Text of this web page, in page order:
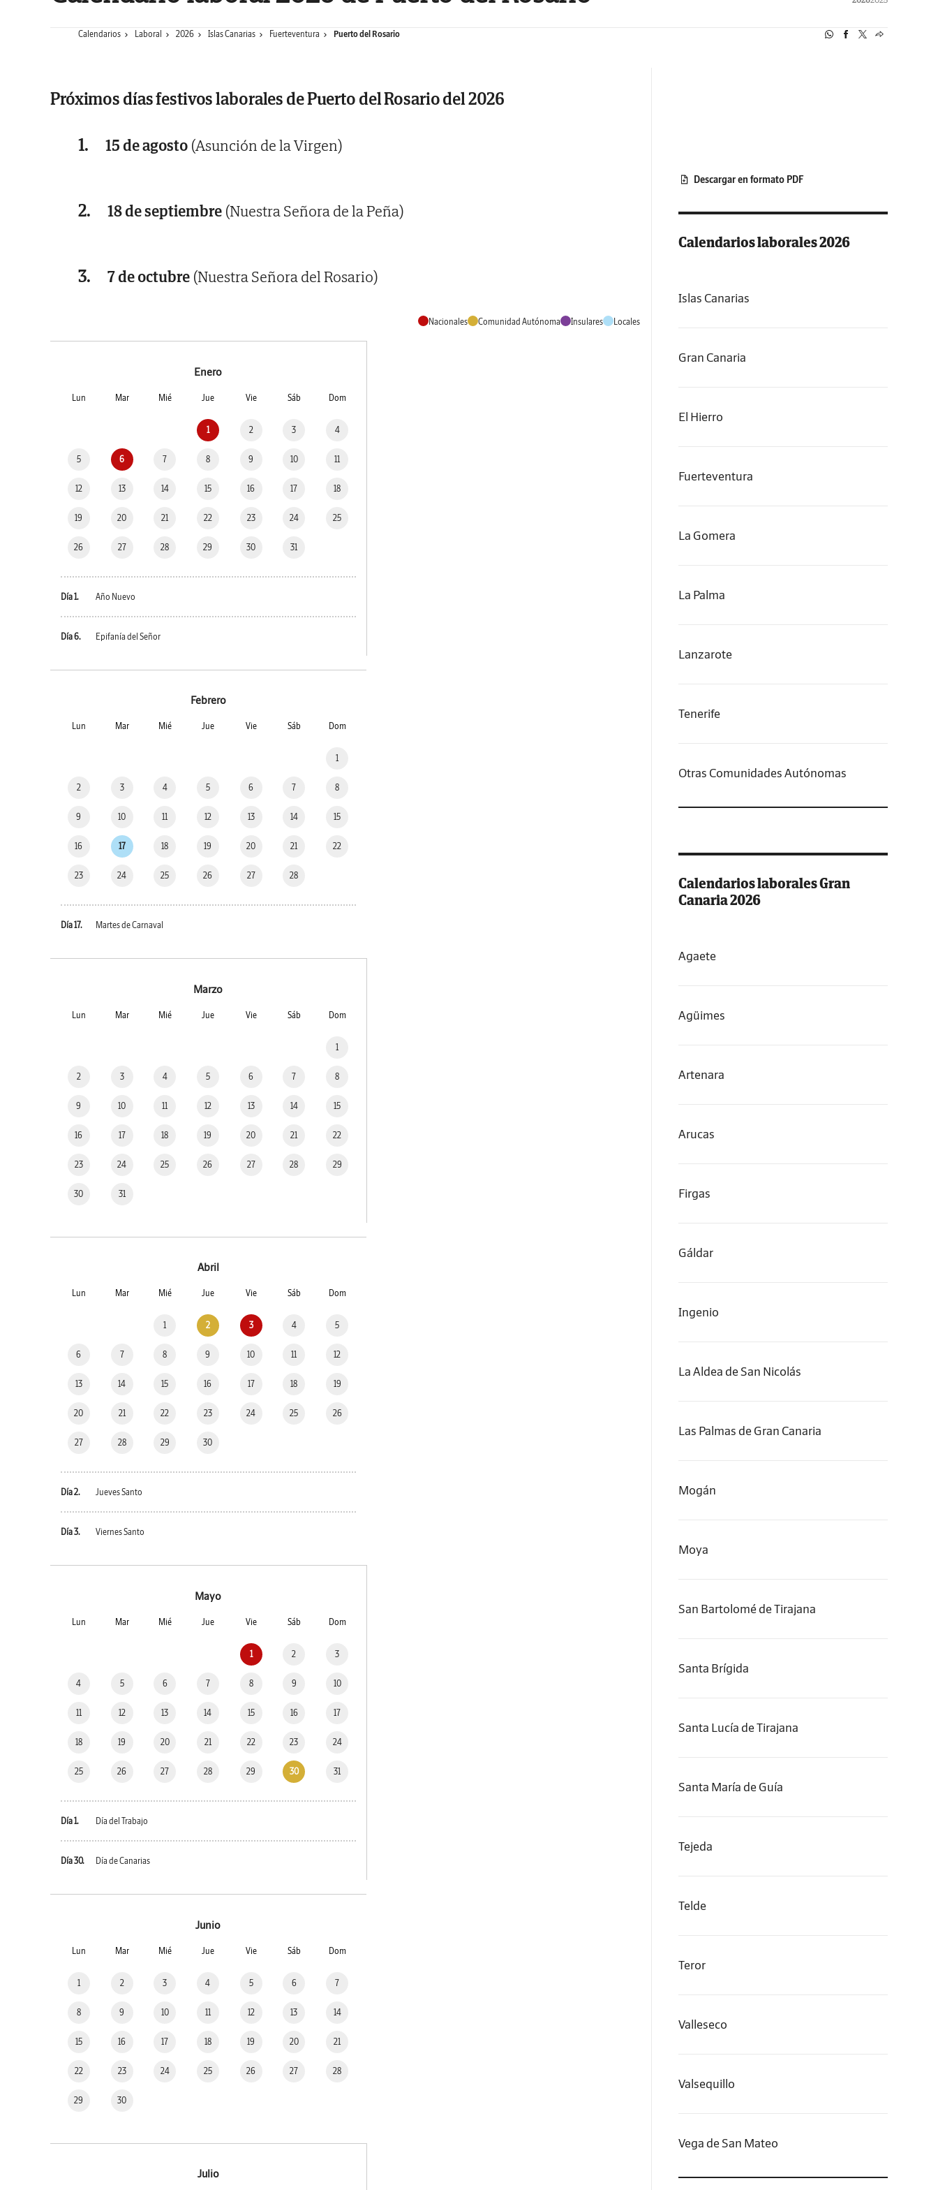
Calendarios Laboral 2026 Islas Canarias Fuerteventura Puerto del Rosario
Próximos días festivos laborales de Puerto del Rosario del 2026
1. 15 de agosto (Asunción de la Virgen)
2. 18 de septiembre (Nuestra Señora de la Peña)
3. 7 de octubre (Nuestra Señora del Rosario)
Nacionales Comunidad Autónoma Insulares Locales
Enero
Lun Mar Mié Jue Vie Sáb Dom
1 2 3 4
5 6 7 8 9 10 11
12 13 14 15 16 17 18
19 20 21 22 23 24 25
26 27 28 29 30 31
Día 1. Año Nuevo
Día 6. Epifanía del Señor
Febrero
Lun Mar Mié Jue Vie Sáb Dom
1
2 3 4 5 6 7 8
9 10 11 12 13 14 15
16 17 18 19 20 21 22
23 24 25 26 27 28
Día 17. Martes de Carnaval
Marzo
Lun Mar Mié Jue Vie Sáb Dom
1
2 3 4 5 6 7 8
9 10 11 12 13 14 15
16 17 18 19 20 21 22
23 24 25 26 27 28 29
30 31
Abril
Lun Mar Mié Jue Vie Sáb Dom
1 2 3 4 5
6 7 8 9 10 11 12
13 14 15 16 17 18 19
20 21 22 23 24 25 26
27 28 29 30
Día 2. Jueves Santo
Día 3. Viernes Santo
Mayo
Lun Mar Mié Jue Vie Sáb Dom
1 2 3
4 5 6 7 8 9 10
11 12 13 14 15 16 17
18 19 20 21 22 23 24
25 26 27 28 29 30 31
Día 1. Día del Trabajo
Día 30. Día de Canarias
Junio
Lun Mar Mié Jue Vie Sáb Dom
1 2 3 4 5 6 7
8 9 10 11 12 13 14
15 16 17 18 19 20 21
22 23 24 25 26 27 28
29 30
Julio
Descargar en formato PDF
Calendarios laborales 2026
Islas Canarias
Gran Canaria
El Hierro
Fuerteventura
La Gomera
La Palma
Lanzarote
Tenerife
Otras Comunidades Autónomas
Calendarios laborales Gran
Canaria 2026
Agaete
Agüimes
Artenara
Arucas
Firgas
Gáldar
Ingenio
La Aldea de San Nicolás
Las Palmas de Gran Canaria
Mogán
Moya
San Bartolomé de Tirajana
Santa Brígida
Santa Lucía de Tirajana
Santa María de Guía
Tejeda
Telde
Teror
Valleseco
Valsequillo
Vega de San Mateo